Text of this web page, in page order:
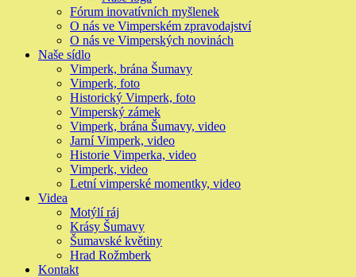
Fórum inovatívních myšlenek
O nás ve Vimperském zpravodajství
O nás ve Vimperských novinách
Naše sídlo
Vimperk, brána Šumavy
Vimperk, foto
Historický Vimperk, foto
Vimperský zámek
Vimperk, brána Šumavy, video
Jarní Vimperk, video
Historie Vimperka, video
Vimperk, video
Letní vimperské momentky, video
Videa
Motýlí ráj
Krásy Šumavy
Šumavské květiny
Hrad Rožmberk
Kontakt